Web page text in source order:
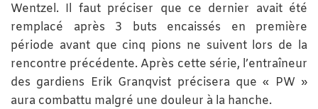
Wentzel. Il faut préciser que ce dernier avait été
remplacé après 3 buts encaissés en première
période avant que cinq pions ne suivent lors de la
rencontre précédente. Après cette série, l’entraîneur
des gardiens Erik Granqvist précisera que « PW »
aura combattu malgré une douleur à la hanche.